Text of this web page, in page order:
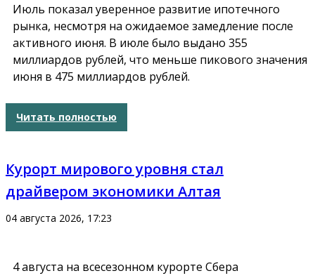
Июль показал уверенное развитие ипотечного
рынка, несмотря на ожидаемое замедление после
активного июня. В июле было выдано 355
миллиардов рублей, что меньше пикового значения
июня в 475 миллиардов рублей.
Читать полностью
Курорт мирового уровня стал
драйвером экономики Алтая
04 августа 2026, 17:23
4 августа на всесезонном курорте Сбера